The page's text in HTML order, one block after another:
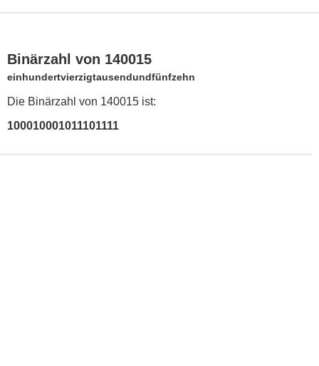
Binärzahl von 140015
einhundertvierzigtausendundfünfzehn
Die Binärzahl von 140015 ist:
100010001011101111